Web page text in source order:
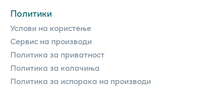
Политики
Услови на користење
Сервис на производи
Политика за приватност
Политика за колачиња
Политика за испорака на производи